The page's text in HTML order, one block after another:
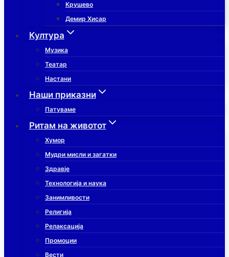
Крушево
Демир Хисар
Култура
Музика
Театар
Настани
Наши приказни
Патуваме
Ритам на животот
Хумор
Мудри мисли и загатки
Здравје
Технологија и наука
Занимливости
Религија
Релаксација
Промоции
Вести